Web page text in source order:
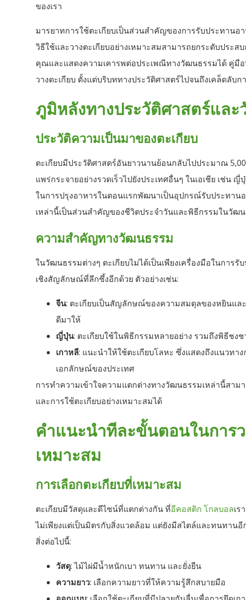
ของเรา
มารยาทการใช้ตะเกียบเป็นส่วนสำคัญของการรับประทานอ
วิธีใช้และวางตะเกียบอย่างเหมาะสมสามารถยกระดับประ
คุณและแสดงความเคารพต่อประเพณีทางวัฒนธรรมได้ คู่มื
วางตะเกียบ ตั้งแต่บริบททางประวัติศาสตร์ไปจนถึงเคล็ดลับ
ภูมิหลังทางประวัติศาสตร์แล
ประวัติความเป็นมาของตะเกียบ
ตะเกียบมีประวัติศาสตร์อันยาวนานย้อนกลับไปประมาณ
แพร่กระจายอย่างรวดเร็วไปยังประเทศอื่นๆ ในเอเชีย เช่น
ในการปรุงอาหารในตอนแรกพัฒนาเป็นอุปกรณ์รับประทาน
เหล่านี้เป็นส่วนสำคัญของชีวิตประจำวันและพิธีกรรมในวัฒน
ความสำคัญทางวัฒนธรรม
ในวัฒนธรรมต่างๆ ตะเกียบไม่ได้เป็นเพียงเครื่องมือในการ
เชิงสัญลักษณ์ที่ลึกซึ้งอีกด้วย ตัวอย่างเช่น:
จีน: ตะเกียบเป็นสัญลักษณ์ของความสมดุลของหยินแล
ดีมาให้
ญี่ปุ่น: ตะเกียบใช้ในพิธีกรรมหลายอย่าง รวมถึงพิธีชงช
เกาหลี: แนะนำให้ใช้ตะเกียบโลหะ ซึ่งแสดงถึงแนวท
เอกลักษณ์ของประเทศ
การทำความเข้าใจความแตกต่างทางวัฒนธรรมเหล่านี้สา
และการใช้ตะเกียบอย่างเหมาะสมได้
คำแนะนำทีละขั้นตอนในการว
เหมาะสม
การเลือกตะเกียบที่เหมาะสม
ตะเกียบมีวัสดุและดีไซน์ที่แตกต่างกัน ที่อีคอสติก โกลบอลเร
ไม่เพียงแต่เป็นมิตรกับสิ่งแวดล้อม แต่ยังมีสไตล์และทนทานอี
สิ่งต่อไปนี้:
วัสดุ: ไม้ไผ่มีน้ำหนักเบา ทนทาน และยั่งยืน
ความยาว: เลือกความยาวที่ให้ความรู้สึกสบายมือ